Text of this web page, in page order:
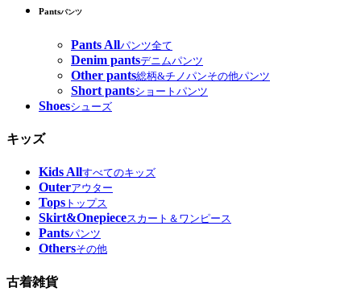
Pantsパンツ
Pants Allパンツ全て
Denim pantsデニムパンツ
Other pants総柄&チノパンその他パンツ
Short pantsショートパンツ
Shoesシューズ
キッズ
Kids Allすべてのキッズ
Outerアウター
Tops トップス
Skirt&Onepieceスカート＆ワンピース
Pantsパンツ
Othersその他
古着雑貨